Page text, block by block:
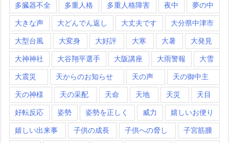
多臓器不全 多重人格 多重人格障害 夜中 夢の中
大きな声 大どんでん返し 大丈夫です 大分県中津市
大型台風 大変身 大好評 大寒 大暑 大発見
大神神社 大谷翔平選手 大阪講座 大雨警報 大雪
大震災 天からのお知らせ 天の声 天の御中主
天の神様 天の采配 天命 天地 天災 天目
好転反応 姿勢 姿勢を正しく 威力 嬉しいお便り
嬉しい出来事 子供の成長 子供への脅し 子宮筋腫